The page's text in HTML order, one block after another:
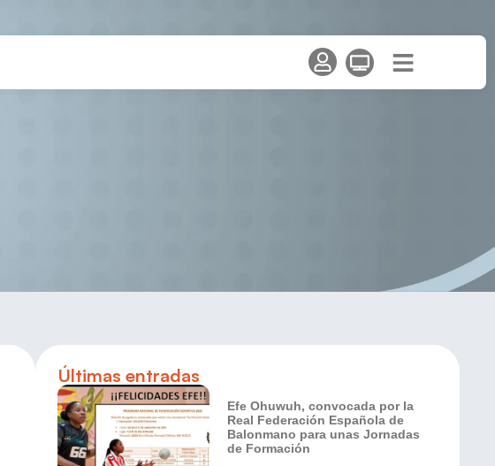
Últimas entradas
Efe Ohuwuh, convocada por la
Real Federación Española de
Balonmano para unas Jornadas
de Formación